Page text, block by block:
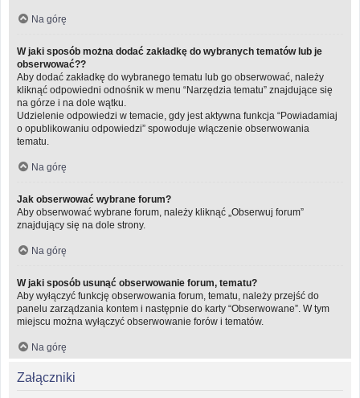
Na górę
W jaki sposób można dodać zakładkę do wybranych tematów lub je
obserwować??
Aby dodać zakładkę do wybranego tematu lub go obserwować, należy
kliknąć odpowiedni odnośnik w menu “Narzędzia tematu” znajdujące się
na górze i na dole wątku.
Udzielenie odpowiedzi w temacie, gdy jest aktywna funkcja “Powiadamiaj
o opublikowaniu odpowiedzi” spowoduje włączenie obserwowania
tematu.
Na górę
Jak obserwować wybrane forum?
Aby obserwować wybrane forum, należy kliknąć „Obserwuj forum”
znajdujący się na dole strony.
Na górę
W jaki sposób usunąć obserwowanie forum, tematu?
Aby wyłączyć funkcję obserwowania forum, tematu, należy przejść do
panelu zarządzania kontem i następnie do karty “Obserwowane”. W tym
miejscu można wyłączyć obserwowanie forów i tematów.
Na górę
Załączniki